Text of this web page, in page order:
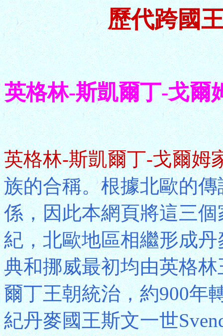
歷代跨國
英格林-斯凱爾丁-戈爾
英格林-斯凱爾丁-戈爾姆
族的合稱。根據北歐的
係，因此本網頁將這三
紀，北歐地區相繼形成
典和挪威最初均由英格
爾丁王朝統治，約900年
紀丹麥國王斯文一世